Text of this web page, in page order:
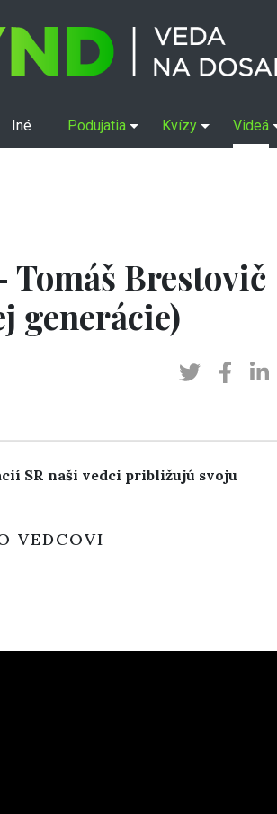
Iné Podujatia Kvízy Videá
Tomáš Brestovič
generácie)
SR naši vedci približujú svoju
VEDCOVI